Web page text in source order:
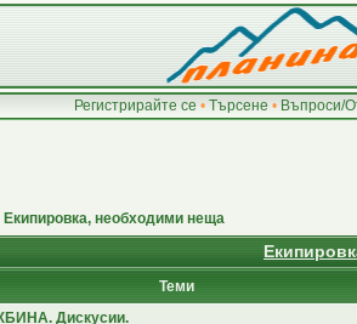
Регистрирайте се • Търсене • Въпроси/
Екипировка, необходими неща
Теми
Дискусии.